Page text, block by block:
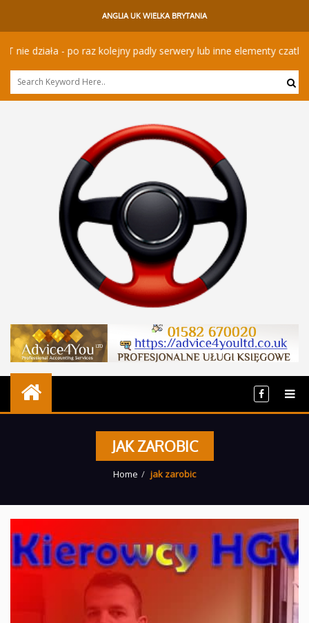
ANGLIA UK WIELKA BRYTANIA
działa - po raz kolejny padly serwery lub inne elementy czatbota
JAK ZAROBIC
Home jak zarobic